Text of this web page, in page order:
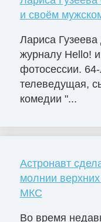
и своём
Лариса
журналу Hello!
фотосессии.
телеведущая,
комедии "...
Астронавт
молнии
МКС
Во время